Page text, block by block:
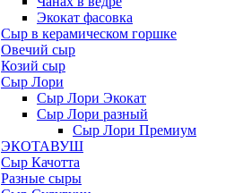
Экокат фасовка
Сыр в керамическом горшке
Овечий сыр
Козий сыр
Сыр Лори
Сыр Лори Экокат
Сыр Лори разный
Сыр Лори Премиум
ЭКОТАВУШ
Сыр Качотта
Разные сыры